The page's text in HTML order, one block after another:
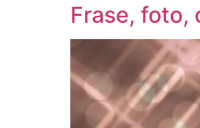
Frase, foto,